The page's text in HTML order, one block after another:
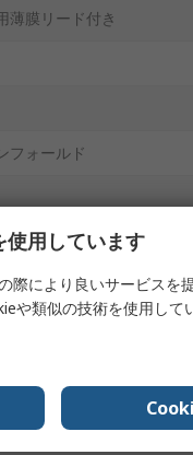
薄膜リード付き
フォールド
ャル状
用しています
際により良いサービスを
や類似の技術を使用して